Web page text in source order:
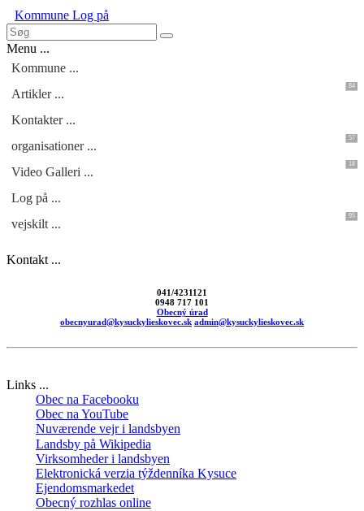
Kommune Log på
Menu ...
Kommune ...
Artikler ...
84
Kontakter ...
organisationer ...
57
Video Galleri ...
18
Log på ...
vejskilt ...
95
Kontakt ...
041/4231121
0948 717 101
Obecný úrad
obecnyurad@kysuckylieskovec.sk admin@kysuckylieskovec.sk
Links ...
Obec na Facebooku
Obec na YouTube
Nuværende vejr i landsbyen
Landsby på Wikipedia
Virksomheder i landsbyen
Elektronická verzia týždenníka Kysuce
Ejendomsmarkedet
Obecný rozhlas online